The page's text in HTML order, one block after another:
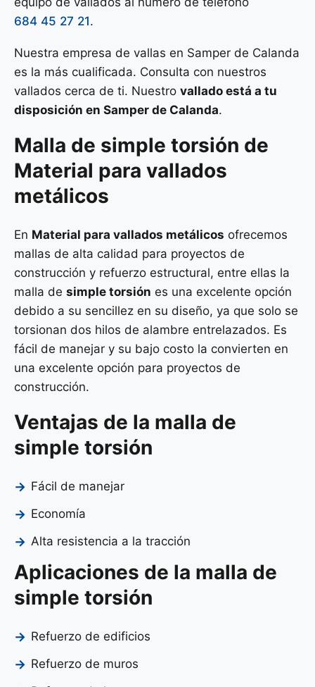
684 45 27 21.
Nuestra empresa de vallas en Samper de Calanda
es la más cualificada. Consulta con nuestros
vallados cerca de ti. Nuestro vallado está a tu
disposición en Samper de Calanda.
Malla de simple torsión de
Material para vallados
metálicos
En Material para vallados metálicos ofrecemos
mallas de alta calidad para proyectos de
construcción y refuerzo estructural, entre ellas la
malla de simple torsión es una excelente opción
debido a su sencillez en su diseño, ya que solo se
torsionan dos hilos de alambre entrelazados. Es
fácil de manejar y su bajo costo la convierten en
una excelente opción para proyectos de
construcción.
Ventajas de la malla de
simple torsión
Fácil de manejar
Economía
Alta resistencia a la tracción
Aplicaciones de la malla de
simple torsión
Refuerzo de edificios
Refuerzo de muros